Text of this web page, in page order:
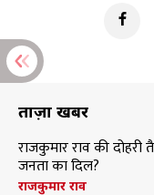
ताज़ा खबरें
राजकुमार राव की
जनता का दिल?
राजकुमार राव